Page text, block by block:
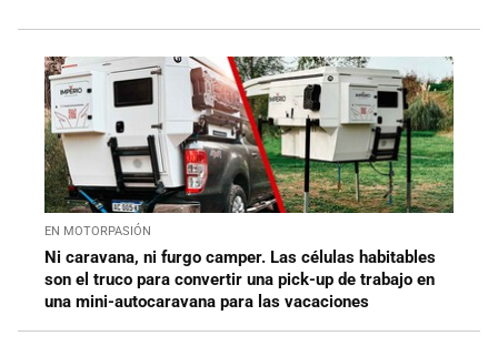
EN MOTORPASIÓN
Ni caravana, ni furgo camper. Las células habitables
son el truco para convertir una pick-up de trabajo en
una mini-autocaravana para las vacaciones